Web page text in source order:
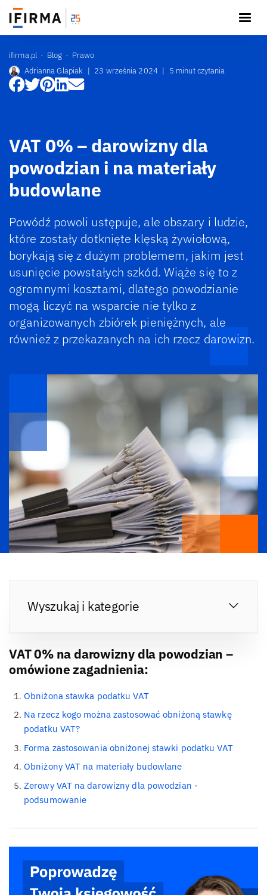
ifirma.pl Blog
Prawo
Adrianna Glapiak | 23 września 2024 | 5 minut czytania
VAT 0% – darowizny dla
powodzian i na materiały
budowlane
Powódź powoli ustępuje, ale obszary i ludzie,
które zostały dotknięte klęską żywiołową,
borykają się z dużym problemem, jakim jest
usunięcie powstałych szkód. Wiąże się to z
ogromnymi kosztami, dlatego powodzianie
mogą liczyć na wsparcie nie tylko z
organizowanych zbiórek pieniężnych, ale
również z przekazanych na ich rzecz darowizn.
Wyszukaj i kategorie
VAT 0% na darowizny dla powodzian –
omówione zagadnienia:
Obniżona stawka podatku VAT
Na rzecz kogo można zastosować obniżoną stawkę
podatku VAT?
Forma zastosowania obniżonej stawki podatku VAT
Obniżony VAT na materiały budowlane
Zerowy VAT na darowizny dla powodzian -
podsumowanie